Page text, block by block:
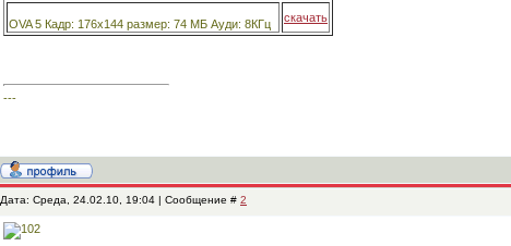
OVA 5 Кадр: 176х144 размер: 74 МБ Ауди: 8КГц скачать
---
Дата: Среда, 24.02.10, 19:04 | Сообщение # 2